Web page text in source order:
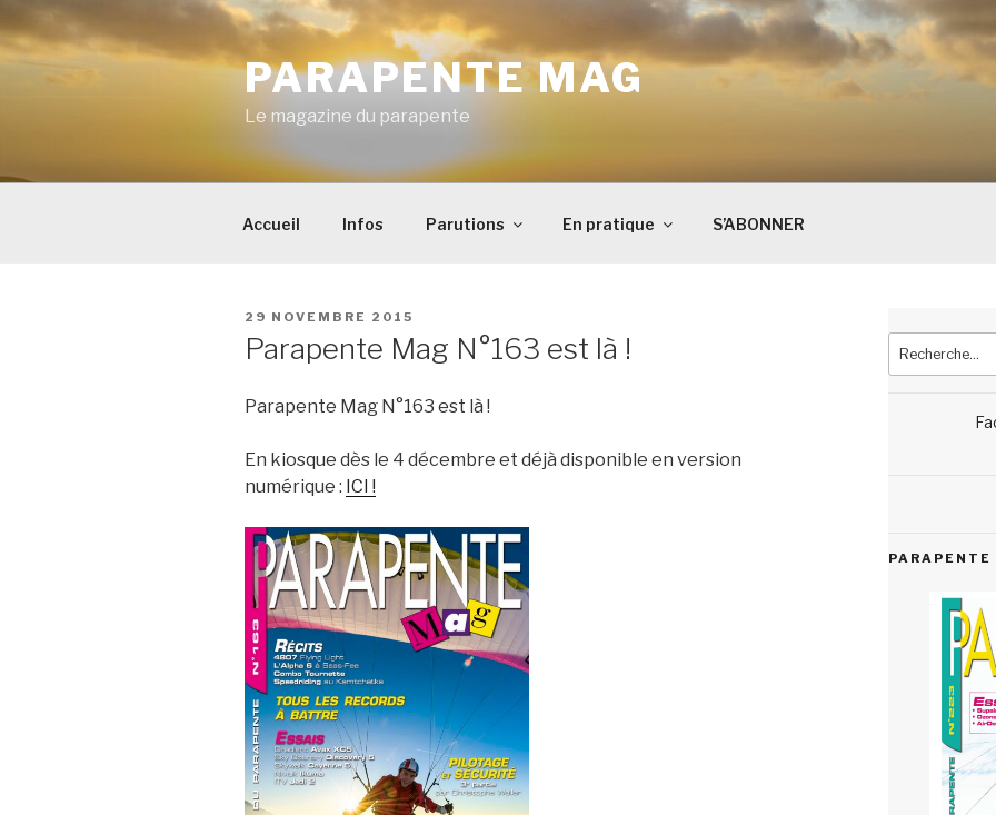
Aller
au
contenu
PARAPENTE MAG
Le magazine du parapente
Accueil Infos Parutions En pratique S’ABONNER
PUBLIÉ
29 NOVEMBRE 2015
Parapente Mag N°163 est là !
Parapente Mag N°163 est là !
En kiosque dès le 4 décembre et déjà disponible en version
numérique : ICI !